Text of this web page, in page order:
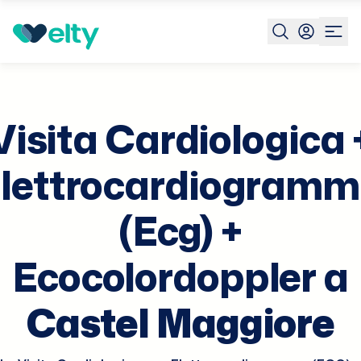
Prenota visita Visita Cardiologica
Cardiologica
(Ecg) +
Ecocolordoppler a
Castel Maggiore